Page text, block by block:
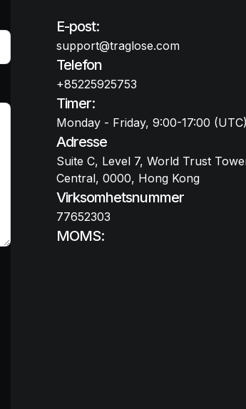
E-post:
support@traglose.com
Telefon
+85225925753
Timer:
Monday - Friday, 9:00-17:00 (UTC)
Adresse
Suite C, Level 7, World Trust
Central, 0000, Hong Kong
Virksomhetsnummer
77652303
MOMS: